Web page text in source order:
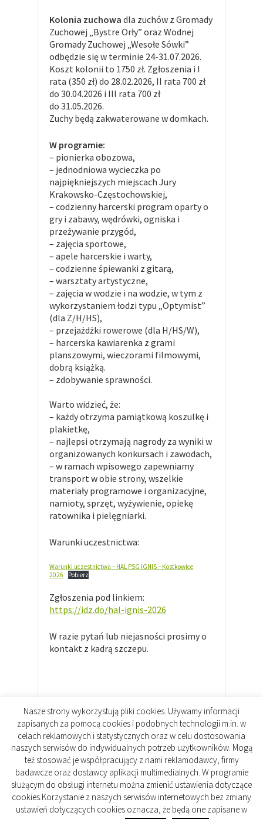
Kolonia zuchowa dla zuchów z Gromady
Zuchowej „Bystre Orły” oraz Wodnej
Gromady Zuchowej „Wesołe Sówki”
odbędzie się w terminie 24-31.07.2026.
Koszt kolonii to 1750 zł. Zgłoszenia i I
rata (350 zł) do 28.02.2026, II rata 700 zł
do 30.04.2026 i III rata 700 zł
do 31.05.2026.
Zuchy będą zakwaterowane w domkach.
W programie:
– pionierka obozowa,
– jednodniowa wycieczka po
najpiękniejszych miejscach Jury
Krakowsko-Częstochowskiej,
– codzienny harcerski program oparty o
gry i zabawy, wędrówki, ogniska i
przeżywanie przygód,
– zajęcia sportowe,
– apele harcerskie i warty,
– codzienne śpiewanki z gitarą,
– warsztaty artystyczne,
– zajęcia w wodzie i na wodzie, w tym z
wykorzystaniem łodzi typu „Optymist”
(dla Z/H/HS),
– przejażdżki rowerowe (dla H/HS/W),
– harcerska kawiarenka z grami
planszowymi, wieczorami filmowymi,
dobrą książką.
– zdobywanie sprawności.
Warto widzieć, że:
– każdy otrzyma pamiątkową koszulkę i
plakietkę,
– najlepsi otrzymają nagrody za wyniki w
organizowanych konkursach i zawodach,
– w ramach wpisowego zapewniamy
transport w obie strony, wszelkie
materiały programowe i organizacyjne,
namioty, sprzęt, wyżywienie, opiekę
ratownika i pielęgniarki.
Warunki uczestnictwa:
Warunki uczestnictwa – HAL PSG IGNIS – Kostkowice
2026
Pobierz
Zgłoszenia pod linkiem:
https://idz.do/hal-ignis-2026
W razie pytań lub niejasności prosimy o
kontakt z kadrą szczepu.
Copyright © 2026. All rights reserved.
Designed byWPlook Studio
Nasze strony wykorzystują pliki cookies. Używamy informacji
zapisanych za pomocą cookies i podobnych technologii m.in. w
celach reklamowych i statystycznych oraz w celu dostosowania
naszych serwisów do indywidualnych potrzeb użytkowników. Mogą
też stosować je współpracujący z nami reklamodawcy, firmy
badawcze oraz dostawcy aplikacji multimedialnych. W programie
służącym do obsługi internetu można zmienić ustawienia dotyczące
cookies.Korzystanie z naszych serwisów internetowych bez zmiany
ustawień dotyczących cookies oznacza, że będą one zapisane w